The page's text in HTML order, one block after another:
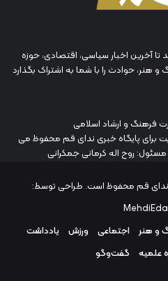
آخرین اخبار سیاسی، اقتصادی، حوزه
هنر، حوادث را با شما به اشتراک بگذارد
فرهنگ و ارشاد اسلامی
برای پایگاه خبری ندای قم محفوظ می
روح اله کرمانی جمکرانی
ندای قم محفوظ است. طراحی توسط:
و هنر اجتماعی ورزش
یادداشت
علمیه گفت‌وگو